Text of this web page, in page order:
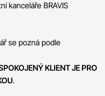
kanceláře BRAVIS
se pozná podle
KLIENT JE PRO
.